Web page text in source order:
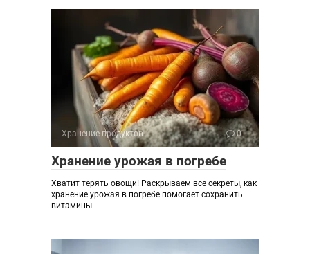
Хранение продуктов 0
Хранение урожая в погребе
Хватит терять овощи! Раскрываем все секреты, как
хранение урожая в погребе помогает сохранить
витамины